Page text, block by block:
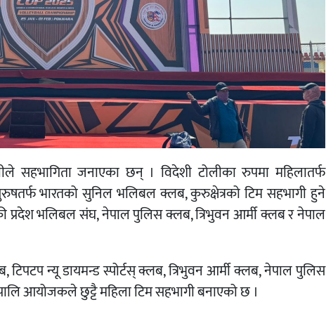
सहभागिता जनाएका छन् । विदेशी टोलीका रुपमा महिलातर्फ
भारतको सुनिल भलिबल क्लब, कुरुक्षेत्रको टिम सहभागी हुने
प्रदेश भलिबल संघ, नेपाल पुलिस क्लब, त्रिभुवन आर्मी क्लब र नेपाल
न्यू डायमन्ड स्पोर्टस् क्लब, त्रिभुवन आर्मी क्लब, नेपाल पुलिस
आयोजकले छुट्टै महिला टिम सहभागी बनाएको छ ।